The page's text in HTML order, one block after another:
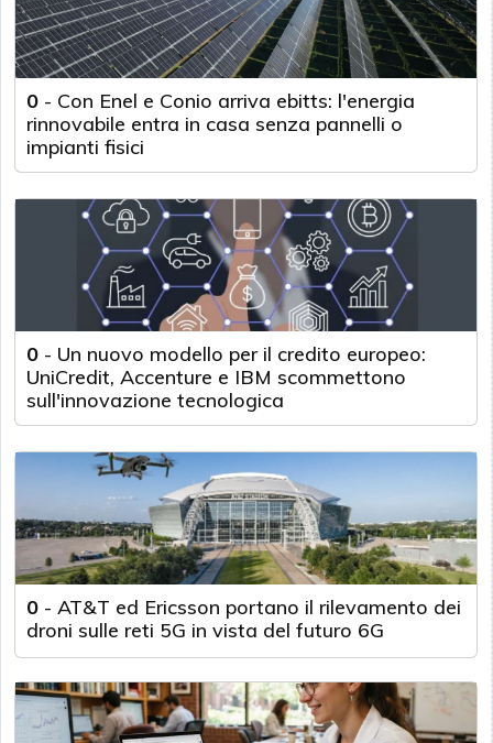
0 - Con Enel e Conio arriva ebitts: l'energia
rinnovabile entra in casa senza pannelli o
impianti fisici
0 - Un nuovo modello per il credito europeo:
UniCredit, Accenture e IBM scommettono
sull'innovazione tecnologica
0 - AT&T ed Ericsson portano il rilevamento dei
droni sulle reti 5G in vista del futuro 6G